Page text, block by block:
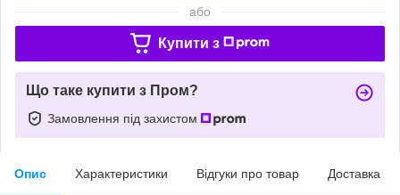
або
Купити з
Що таке купити з Пром?
Замовлення під захистом
Опис Характеристики Відгуки про товар Доставка